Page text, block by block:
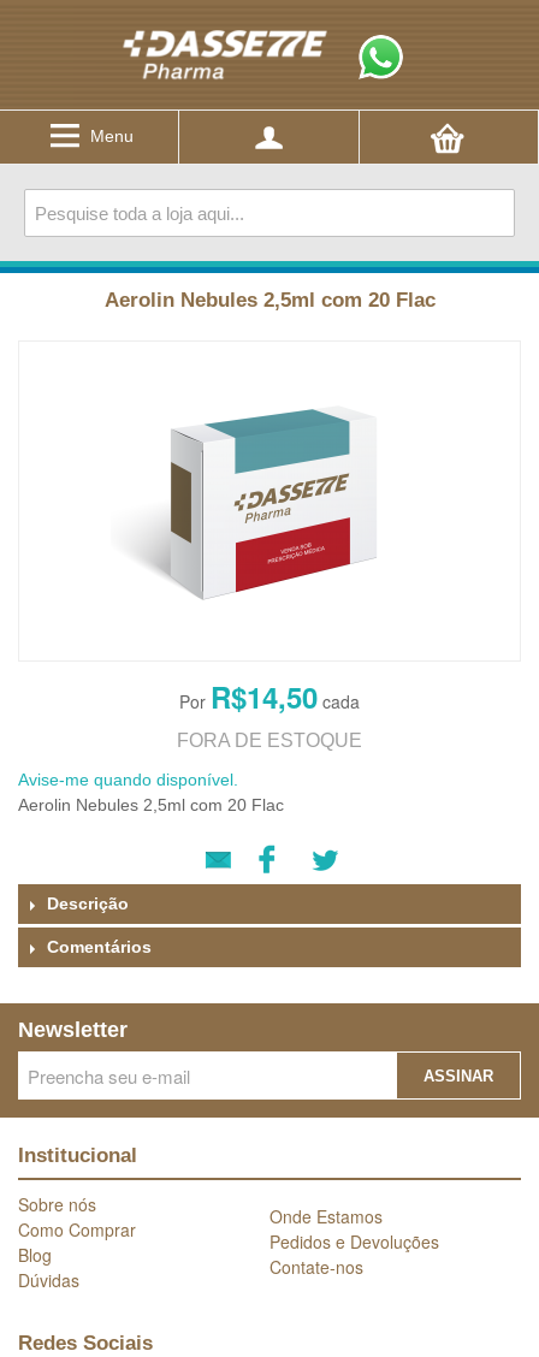
Menu
Aerolin Nebules 2,5ml com 20 Flac
R$14,50
FORA DE ESTOQUE
Avise-me quando disponível.
Aerolin Nebules 2,5ml com 20 Flac
Descrição
Comentários
Newsletter
ASSINAR
Institucional
Sobre nós
Como Comprar
Blog
Dúvidas
Onde Estamos
Pedidos e Devoluções
Contate-nos
Redes Sociais